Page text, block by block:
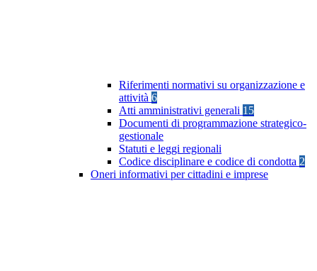
Riferimenti normativi su organizzazione e
attività 6
Atti amministrativi generali 15
Documenti di programmazione strategico-
gestionale
Statuti e leggi regionali
Codice disciplinare e codice di condotta 2
Oneri informativi per cittadini e imprese